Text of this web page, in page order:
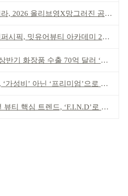
, 2026 올리브영X망그러진 곰 콜라보
시픽, 밋유어뷰티 아카데미 2기 발대식
기 화장품 수출 70억 달러 ‘역대 최고’
성비’ 아닌 ‘프리미엄’으로 승부걸어야
티 핵심 트렌드, ‘F.I.N.D’로 읽는다